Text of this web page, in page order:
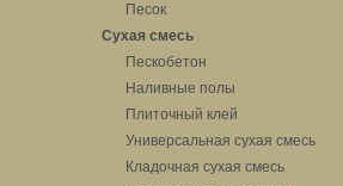
Песок
Сухая смесь
Пескобетон
Наливные полы
Плиточный клей
Универсальная сухая смесь
Кладочная сухая смесь